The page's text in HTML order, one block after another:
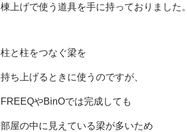
棟上げで使う道具を手に持っておりました。
柱と柱をつなぐ梁を
持ち上げるときに使うのですが、
FREEQやBinOでは完成しても
部屋の中に見えている梁が多いため